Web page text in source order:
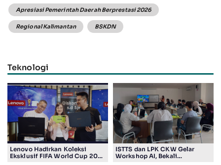
Apresiasi Pemerintah Daerah Berprestasi 2026
Regional Kalimantan BSKDN
Teknologi
Lenovo Hadirkan Koleksi
Eksklusif FIFA World Cup 2026
ISTTS dan LPK CKW Gelar
Workshop AI, Bekali